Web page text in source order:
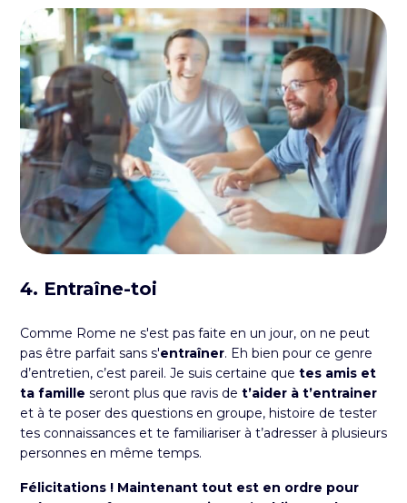
4. Entraîne-toi
Comme Rome ne s'est pas faite en un jour, on ne peut
pas être parfait sans s'entraîner. Eh bien pour ce genre
d’entretien, c’est pareil. Je suis certaine que tes amis et
ta famille seront plus que ravis de t’aider à t’entrainer
et à te poser des questions en groupe, histoire de tester
tes connaissances et te familiariser à t’adresser à plusieurs
personnes en même temps.
Félicitations ! Maintenant tout est en ordre pour